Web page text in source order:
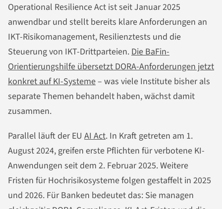
Operational Resilience Act ist seit Januar 2025
anwendbar und stellt bereits klare Anforderungen an
IKT-Risikomanagement, Resilienztests und die
Steuerung von IKT-Drittparteien. Die BaFin-
Orientierungshilfe übersetzt DORA-Anforderungen jetzt
konkret auf KI-Systeme– was viele Institute bisher als
separate Themen behandelt haben, wächst damit
zusammen.
Parallel läuft der EU AI Act. In Kraft getreten am 1.
August 2024, greifen erste Pflichten für verbotene KI-
Anwendungen seit dem 2. Februar 2025. Weitere
Fristen für Hochrisikosysteme folgen gestaffelt in 2025
und 2026. Für Banken bedeutet das: Sie managen